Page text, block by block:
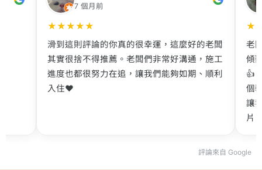
7 個月前
★★★★★
滑到這則評論的你真的很幸運，這麼好的老闆
其實很捨不得推薦。老闆們非常好溝通，施工
進度也都很努力在追，讓我們能夠如期、順利
入住❤️
★
老
傾
👍
個
讓
片
評論來自 Google